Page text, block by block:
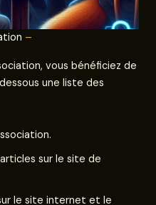
–
vous bénéficiez de
une liste des
sur le site de
le site internet et le